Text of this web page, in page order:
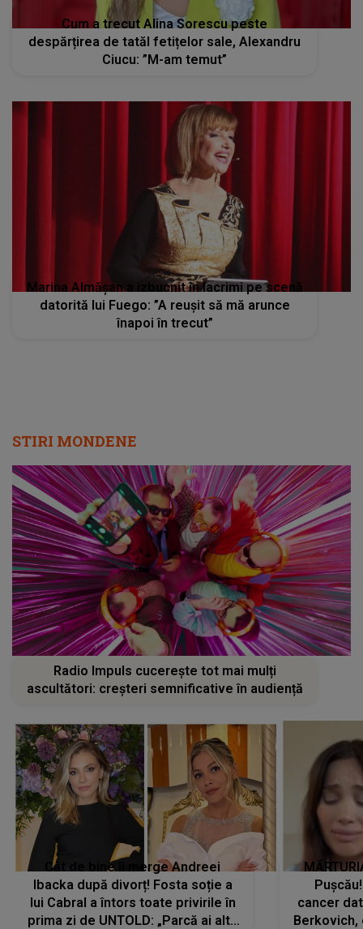
Cum a trecut Alina Sorescu peste
despărțirea de tatăl fetițelor sale, Alexandru
Ciucu: ”M-am temut”
Marina Almășan a izbucnit în lacrimi pe scenă
datorită lui Fuego: ”A reușit să mă arunce
înapoi în trecut”
STIRI MONDENE
Radio Impuls cucerește tot mai mulți
ascultători: creșteri semnificative în audiență
Cât de bine îi merge Andreei
Ibacka după divorț! Fosta soție a
lui Cabral a întors toate privirile în
prima zi de UNTOLD: „Parcă ai altă
cancer